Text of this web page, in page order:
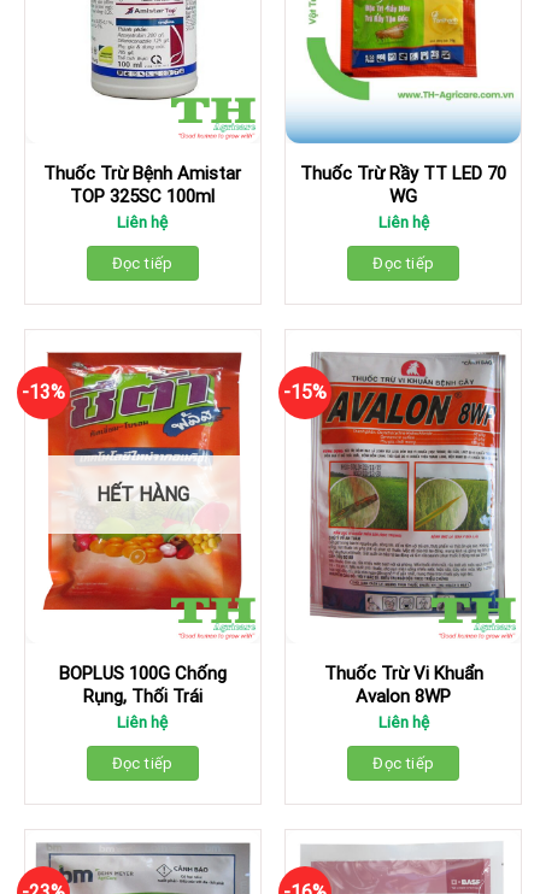
Thuốc Trừ Bệnh Amistar
TOP 325SC 100ml
Liên hệ
Đọc tiếp
Thuốc Trừ Rầy TT LED 70
WG
Liên hệ
Đọc tiếp
-13%
HẾT HÀNG
BOPLUS 100G Chống
Rụng, Thối Trái
Liên hệ
Đọc tiếp
-15%
Thuốc Trừ Vi Khuẩn
Avalon 8WP
Liên hệ
Đọc tiếp